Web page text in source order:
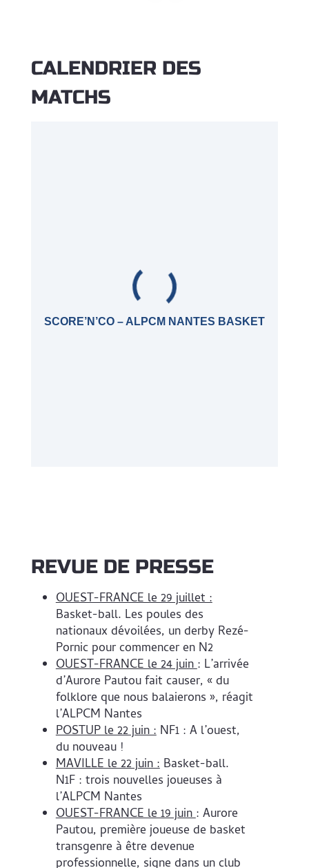
CALENDRIER DES
MATCHS
SCORE’N’CO – ALPCM NANTES BASKET
REVUE DE PRESSE
OUEST-FRANCE le 29 juillet :
Basket-ball. Les poules des
nationaux dévoilées, un derby Rezé-
Pornic pour commencer en N2
OUEST-FRANCE le 24 juin: L’arrivée
d’Aurore Pautou fait causer, « du
folklore que nous balaierons », réagit
l’ALPCM Nantes
POSTUP le 22 juin :NF1 : A l’ouest,
du nouveau !
MAVILLE le 22 juin :Basket-ball.
N1F : trois nouvelles joueuses à
l’ALPCM Nantes
OUEST-FRANCE le 19 juin: Aurore
Pautou, première joueuse de basket
transgenre à être devenue